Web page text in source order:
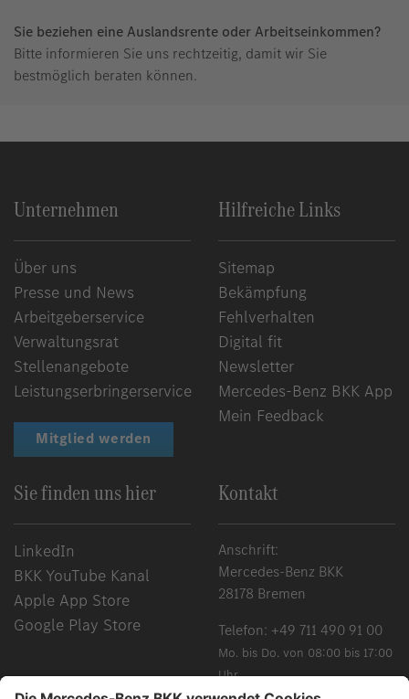
Sie beziehen eine Auslandsrente oder Arbeitseinkommen?
Bitte informieren Sie uns rechtzeitig, damit wir Sie
bestmöglich beraten können.
Unternehmen
Über uns
Presse und News
Arbeitgeberservice
Verwaltungsrat
Stellenangebote
Leistungserbringerservice
Mitglied werden
Hilfreiche Links
Sitemap
Bekämpfung
Fehlverhalten
Digital fit
Newsletter
Mercedes-Benz BKK App
Mein Feedback
Sie finden uns hier
LinkedIn
BKK YouTube Kanal
Apple App Store
Google Play Store
Kontakt
Anschrift:
Mercedes-Benz BKK
28178 Bremen
Telefon: +49 711 490 91 00
Mo. bis Do. von 08:00 bis 17:00
Uhr